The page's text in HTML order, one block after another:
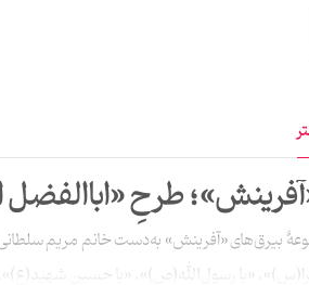
طرحِ
بیرق‌های «آفرینش» به‌دست خانم‌ مریم
«یا رسول‌الله(ص)»، «يا حسين‌